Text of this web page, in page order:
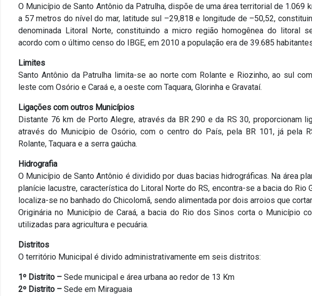
O Município de Santo Antônio da Patrulha, dispõe de uma área territorial de 1.069
a 57 metros do nível do mar, latitude sul –29,818 e longitude de –50,52,
denominada Litoral Norte, constituindo a micro região homogênea do litoral
acordo com o último censo do IBGE, em 2010 a população era de 39.685
Limites
Santo Antônio da Patrulha limita-se ao norte com Rolante e Riozinho, ao sul
leste com Osório e Caraá e, a oeste com Taquara, Glorinha e Gravataí.
Ligações com outros Municípios
Distante 76 km de Porto Alegre, através da BR 290 e da RS 30, proporcionam
através do Município de Osório, com o centro do País, pela BR 101, já pela
Rolante, Taquara e a serra gaúcha.
Hidrografia
O Município de Santo Antônio é dividido por duas bacias hidrográficas. Na área
planície lacustre, característica do Litoral Norte do RS, encontra-se a bacia do Rio
localiza-se no banhado do Chicolomã, sendo alimentada por dois arroios que
Originária no Município de Caraá, a bacia do Rio dos Sinos corta o Município
utilizadas para agricultura e pecuária.
Distritos
O território Municipal é divido administrativamente em seis distritos:
1º Distrito – Sede municipal e área urbana ao redor de 13 Km
2º Distrito – Sede em Miraguaia